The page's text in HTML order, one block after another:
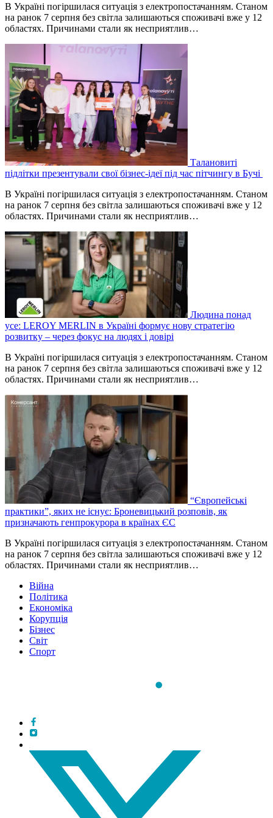
В Україні погіршилася ситуація з електропостачанням. Станом
на ранок 7 серпня без світла залишаються споживачі вже у 12
областях. Причинами стали як несприятлив…
Талановиті
підлітки презентували свої бізнес-ідеї під час пітчингу в Бучі
В Україні погіршилася ситуація з електропостачанням. Станом
на ранок 7 серпня без світла залишаються споживачі вже у 12
областях. Причинами стали як несприятлив…
Людина понад
усе: LEROY MERLIN в Україні формує нову стратегію
розвитку – через фокус на людях і довірі
В Україні погіршилася ситуація з електропостачанням. Станом
на ранок 7 серпня без світла залишаються споживачі вже у 12
областях. Причинами стали як несприятлив…
“Європейські
практики”, яких не існує: Броневицький розповів, як
призначають генпрокурора в країнах ЄС
В Україні погіршилася ситуація з електропостачанням. Станом
на ранок 7 серпня без світла залишаються споживачі вже у 12
областях. Причинами стали як несприятлив…
Війна
Політика
Економіка
Корупція
Бізнес
Світ
Спорт